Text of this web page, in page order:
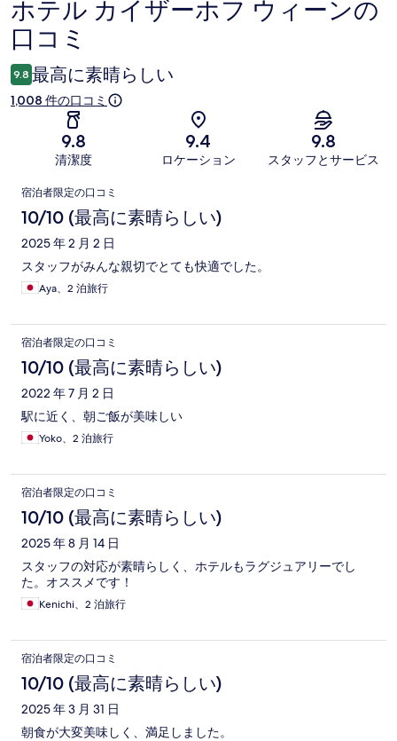
口
コ
ミ
ホテル カイザーホフ ウィーンの
口コミ
9.8 最高に素晴らしい
1,008 件の口コミ
9.8
清潔度
9.4
ロケーション
9.8
スタッフとサービス
口
コ
ミ
宿泊者限定の口コミ
10/10 (最高に素晴らしい)
2025 年 2 月 2 日
スタッフがみんな親切でとても快適でした。
Aya、2 泊旅行
宿泊者限定の口コミ
10/10 (最高に素晴らしい)
2022 年 7 月 2 日
駅に近く、朝ご飯が美味しい
Yoko、2 泊旅行
宿泊者限定の口コミ
10/10 (最高に素晴らしい)
2025 年 8 月 14 日
スタッフの対応が素晴らしく、ホテルもラグジュアリーでし
た。オススメです！
Kenichi、2 泊旅行
宿泊者限定の口コミ
10/10 (最高に素晴らしい)
2025 年 3 月 31 日
朝食が大変美味しく、満足しました。